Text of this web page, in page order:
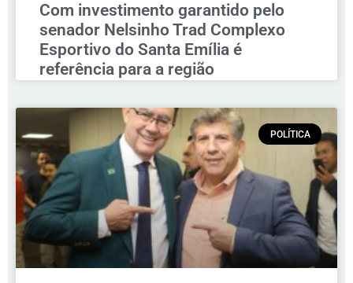
Com investimento garantido pelo
senador Nelsinho Trad Complexo
Esportivo do Santa Emília é
referência para a região
POLÍTICA